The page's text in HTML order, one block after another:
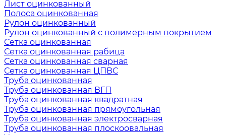
Лист оцинкованный
Полоса оцинкованная
Рулон оцинкованный
Рулон оцинкованный с полимерным покрытием
Сетка оцинкованная
Сетка оцинкованная рабица
Сетка оцинкованная сварная
Сетка оцинкованная ЦПВС
Труба оцинкованная
Труба оцинкованная ВГП
Труба оцинкованная квадратная
Труба оцинкованная прямоугольная
Труба оцинкованная электросварная
Труба оцинкованная плоскоовальная